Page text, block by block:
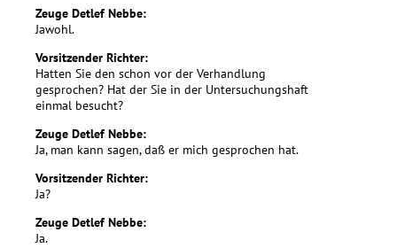
Zeuge Detlef Nebbe:
Jawohl.
Vorsitzender Richter:
Hatten Sie den schon vor der Verhandlung
gesprochen? Hat der Sie in der Untersuchungshaft
einmal besucht?
Zeuge Detlef Nebbe:
Ja, man kann sagen, daß er mich gesprochen hat.
Vorsitzender Richter:
Ja?
Zeuge Detlef Nebbe:
Ja.